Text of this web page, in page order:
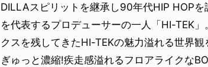
DILLAスピリットを継承し90年代HIP HOPを
を代表するプロデューサーの一人「HI-TEK
クスを残してきたHI-TEKの魅力溢れる世界
ぎゅっと濃縮!疾走感溢れるフロアライクな